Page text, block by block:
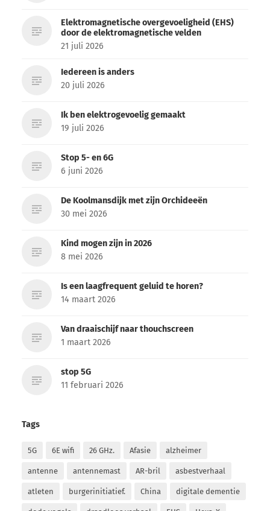
Elektromagnetische overgevoeligheid (EHS)
door de elektromagnetische velden
21 juli 2026
Iedereen is anders
20 juli 2026
Ik ben elektrogevoelig gemaakt
19 juli 2026
Stop 5- en 6G
6 juni 2026
De Koolmansdijk met zijn Orchideeën
30 mei 2026
Kind mogen zijn in 2026
8 mei 2026
Is een laagfrequent geluid te horen?
14 maart 2026
Van draaischijf naar thouchscreen
1 maart 2026
stop 5G
11 februari 2026
Tags
5G 6E wifi 26 GHz. Afasie alzheimer
antenne antennemast AR-bril asbestverhaal
atleten burgerinitiatief. China digitale dementie